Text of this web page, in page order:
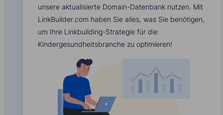
unsere aktualisierte Domain-Datenbank nutzen. Mit
LinkBuilder.com haben Sie alles, was Sie benötigen,
um Ihre Linkbuilding-Strategie für die
Kindergesundheitsbranche zu optimieren!